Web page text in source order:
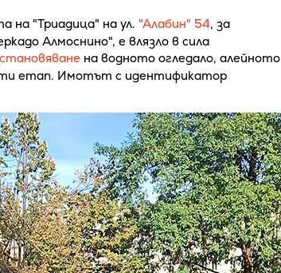
на "Триадица" на ул. "Алабин" 54, за
Алмоснино", е влязло в сила
на водното огледало, алейното
етап. Имотът с идентификатор